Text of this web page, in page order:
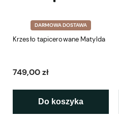
DARMOWA DOSTAWA
Krzesło tapicerowane Matylda
749,00 zł
Do koszyka